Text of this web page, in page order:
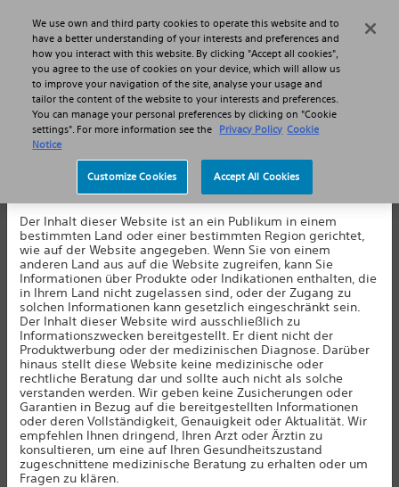
MENU
Haftungsausschluss
Willkommen auf unserer Website. Indem Sie auf die
Schaltfläche unten klicken, akzeptieren Sie Folgendes:
Der Inhalt dieser Website ist an ein Publikum in einem
bestimmten Land oder einer bestimmten Region gerichtet,
wie auf der Website angegeben. Wenn Sie von einem
anderen Land aus auf die Website zugreifen, kann Sie
Informationen über Produkte oder Indikationen enthalten, die
in Ihrem Land nicht zugelassen sind, oder der Zugang zu
solchen Informationen kann gesetzlich eingeschränkt sein.
Der Inhalt dieser Website wird ausschließlich zu
Informationszwecken bereitgestellt. Er dient nicht der
Produktwerbung oder der medizinischen Diagnose. Darüber
hinaus stellt diese Website keine medizinische oder
rechtliche Beratung dar und sollte auch nicht als solche
verstanden werden. Wir geben keine Zusicherungen oder
Garantien in Bezug auf die bereitgestellten Informationen
oder deren Vollständigkeit, Genauigkeit oder Aktualität. Wir
empfehlen Ihnen dringend, Ihren Arzt oder Ärztin zu
konsultieren, um eine auf Ihren Gesundheitszustand
zugeschnittene medizinische Beratung zu erhalten oder um
Fragen zu klären.
Site map
Chronische Schmerzen
Chronische Schmerzen lindern
Schmerzwert bestimmen
Krankheitsbilder
Rückenmarkstimulation - SCS
Produkte für die Rückenmarkstimulation
Der Weg zur Rückenmarkstimulation
Rückenmarkstimulation ausprobieren
Bildgebende Verfahren mit SCS-Implantat
Bildgebung bei SCS - welche Verfahren sind möglich?
Effektive Schmerztherapie mit Radiofrequenzablation
We use own and third party cookies to operate this website and to
have a better understanding of your interests and preferences and
how you interact with this website. By clicking "Accept all cookies",
you agree to the use of cookies on your device, which will allow us
to improve your navigation of the site, analyse your usage and
tailor the content of the website to your interests and preferences.
You can manage your personal preferences by clicking on "Cookie
settings". For more information see the Privacy Policy Cookie
Notice
Customize Cookies Accept All Cookies